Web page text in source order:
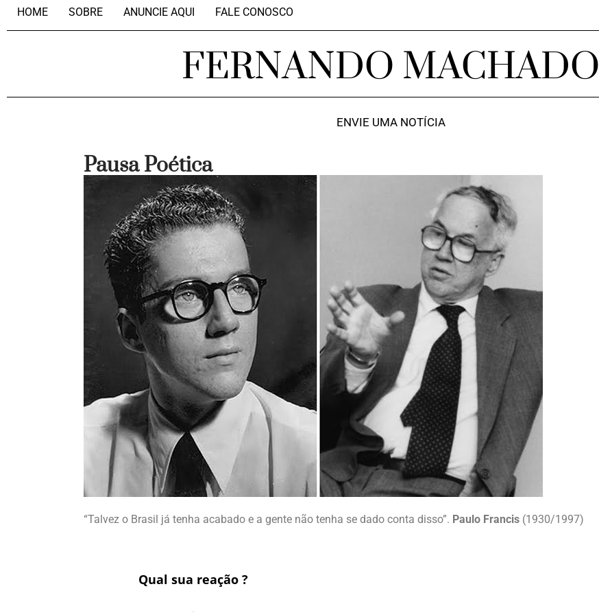
HOME SOBRE ANUNCIE AQUI FALE CONOSCO
FERNANDO MACHADO
ENVIE UMA NOTÍCIA
Pausa Poética
“Talvez o Brasil já tenha acabado e a gente não tenha se dado conta disso”. Paulo Francis (1930/1997)
Qual sua reação ?